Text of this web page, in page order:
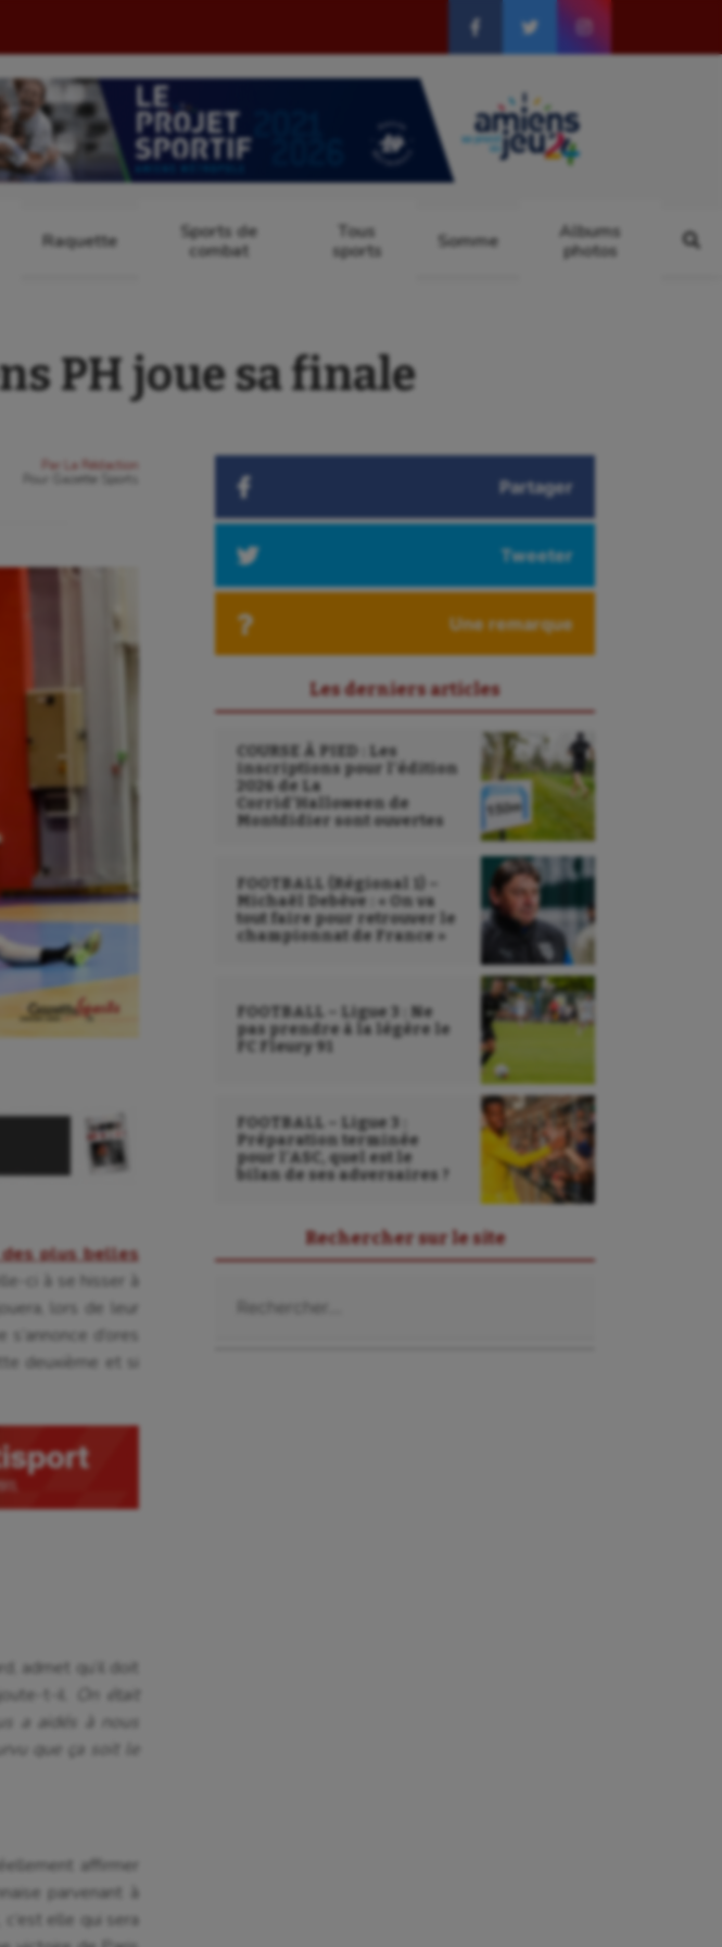
Raquette
Sports de
combat
Tous
sports
Somme
Albums
photos
PH joue sa finale
Par
La Rédaction
Gazette Sports
des plus belles
ci à se hisser à
lors de leur
d’ores
deuxième et si
admet qu’il doit
t-il.
On était
a aidés à nous
que ça soit le
affirmer
parvenant à
elle qui sera
Partager
Tweeter
Une remarque
Les derniers articles
COURSE À PIED : Les
inscriptions pour l’édition
2026 de La
Corrid’Halloween de
Montdidier sont ouvertes
FOOTBALL (Régional 1) –
Michaël Debève : « On va
tout faire pour retrouver le
championnat de France »
FOOTBALL – Ligue 3 : Ne
pas prendre à la légère le
FC Fleury 91
FOOTBALL – Ligue 3 :
Préparation terminée
pour l’ASC, quel est le
bilan de ses adversaires ?
Rechercher sur le site